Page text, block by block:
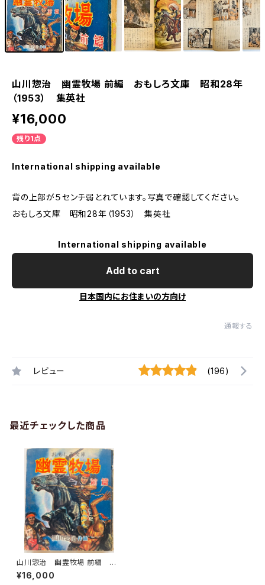
山川惣治 幽霊牧場 前編 おもしろ文庫 昭和28年
（1953） 集英社
¥16,000
残り1点
International shipping available
背の上部が５センチ弱とれています。写真で確認してください。
おもしろ文庫 昭和28年（1953） 集英社
International shipping available
Add to cart
日本国内にお住まいの方向け
通報する
レビュー (196)
最近チェックした商品
山川惣治 幽霊牧場 前編 お
もしろ文庫 昭和28年（1953）
集英社
¥16,000